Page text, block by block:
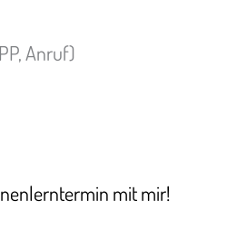
Anruf)
mit mir!